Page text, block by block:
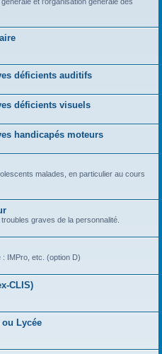
déficients auditifs
déficients visuels
handicapés moteurs
malades, en particulier au cours
graves de la personnalité.
IMPro, etc. (option D)
CLIS)
Lycée